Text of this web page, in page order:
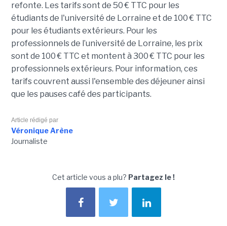
refonte. Les tarifs sont de 50 € TTC pour les
étudiants de l'université de Lorraine et de 100 € TTC
pour les étudiants extérieurs. Pour les
professionnels de l’université de Lorraine, les prix
sont de 100 € TTC et montent à 300 € TTC pour les
professionnels extérieurs. Pour information, ces
tarifs couvrent aussi l'ensemble des déjeuner ainsi
que les pauses café des participants.
Article rédigé par
Véronique Arène
Journaliste
Cet article vous a plu? Partagez le !